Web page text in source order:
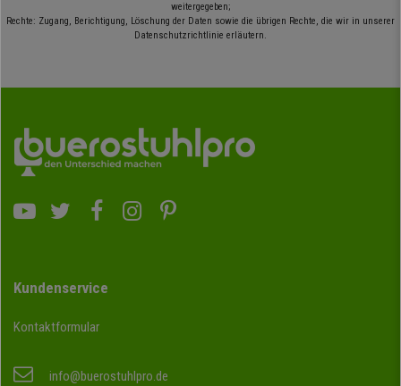
weitergegeben;
Rechte: Zugang, Berichtigung, Löschung der Daten sowie die übrigen Rechte, die wir in unserer
Datenschutzrichtlinie erläutern.
Kundenservice
Kontaktformular
info@buerostuhlpro.de